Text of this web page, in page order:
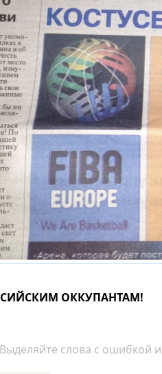
ОККУПАНТАМ!
слова с ошибкой